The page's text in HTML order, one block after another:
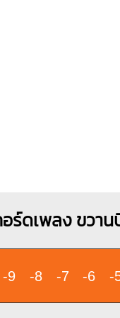
ร์ดเพลง ขวาน
-9 -8 -7 -6 -